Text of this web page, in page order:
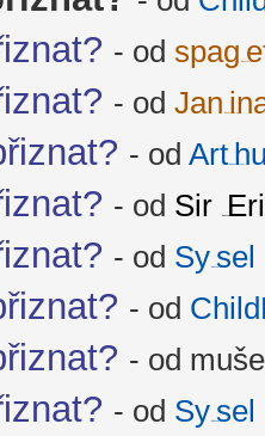
- od spag -diskusni-forum-
- od Jan -diskusni-forum-
- od Art -diskusni-forum-
- od Sir -diskusni-forum-
- od Sy -diskusni-forum-
sel
- od
- od
- od Sy -diskusni-forum-
sel